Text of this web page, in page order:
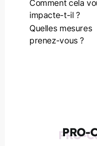
Comment cela
impacte-t-il ?
Quelles mesures
prenez-vous ?
PRO-